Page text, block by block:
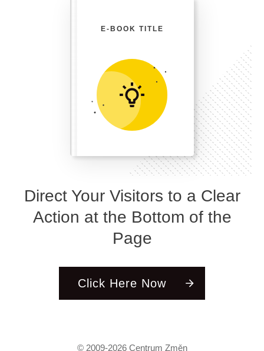
Direct Your Visitors to a Clear
Action at the Bottom of the
Page
Click Here Now
E-BOOK TITLE
© 2009-2026 Centrum Změn